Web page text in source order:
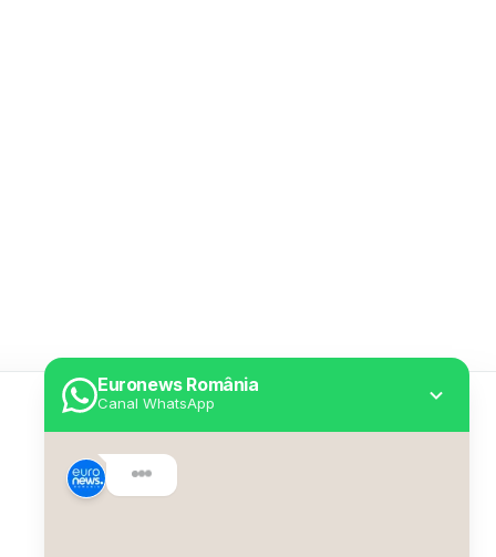
Euronews România
Canal WhatsApp
Despre Euronews